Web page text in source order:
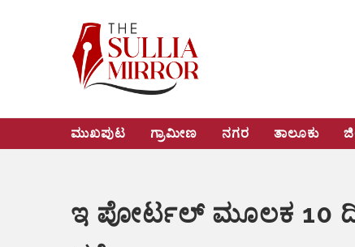
ಮುಖಪುಟ ಗ್ರಾಮೀಣ ನಗರ ತಾಲೂಕು
ಇ ಪೋರ್ಟಲ್ ಮೂಲಕ 10